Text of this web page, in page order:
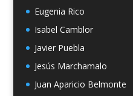
Eugenia Rico
Isabel Camblor
Javier Puebla
Jesús Marchamalo
Juan Aparicio Belmonte